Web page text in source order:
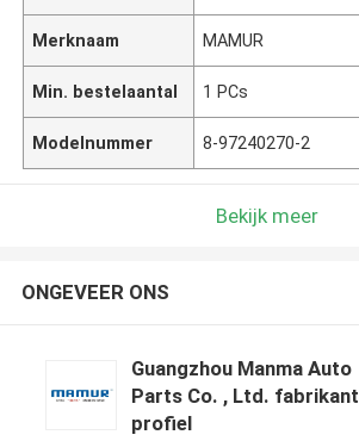
Merknaam MAMUR
Min. bestelaantal 1 PCs
Modelnummer 8-97240270-2
Bekijk meer
ONGEVEER ONS
Guangzhou Manma Auto
Parts Co. , Ltd. fabrikant
profiel